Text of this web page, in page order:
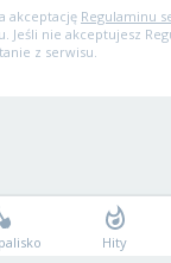
akceptację Regulaminu
Jeśli nie akceptujesz
z serwisu.
Hity